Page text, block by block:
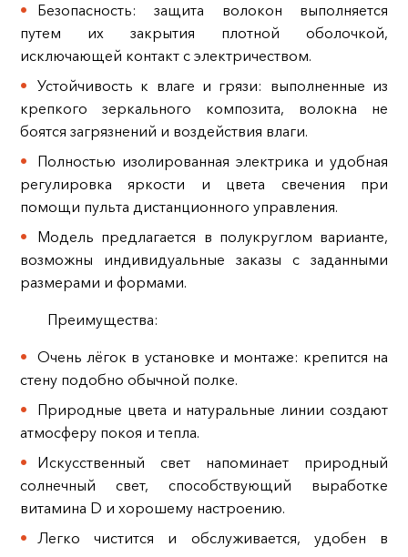
Безопасность: защита волокон выполняется
путем их закрытия плотной оболочкой,
исключающей контакт с электричеством.
Устойчивость к влаге и грязи: выполненные из
крепкого зеркального композита, волокна не
боятся загрязнений и воздействия влаги.
Полностью изолированная электрика и удобная
регулировка яркости и цвета свечения при
помощи пульта дистанционного управления.
Модель предлагается в полукруглом варианте,
возможны индивидуальные заказы с заданными
размерами и формами.
Преимущества:
Очень лёгок в установке и монтаже: крепится на
стену подобно обычной полке.
Природные цвета и натуральные линии создают
атмосферу покоя и тепла.
Искусственный свет напоминает природный
солнечный свет, способствующий выработке
витамина D и хорошему настроению.
Легко чистится и обслуживается, удобен в